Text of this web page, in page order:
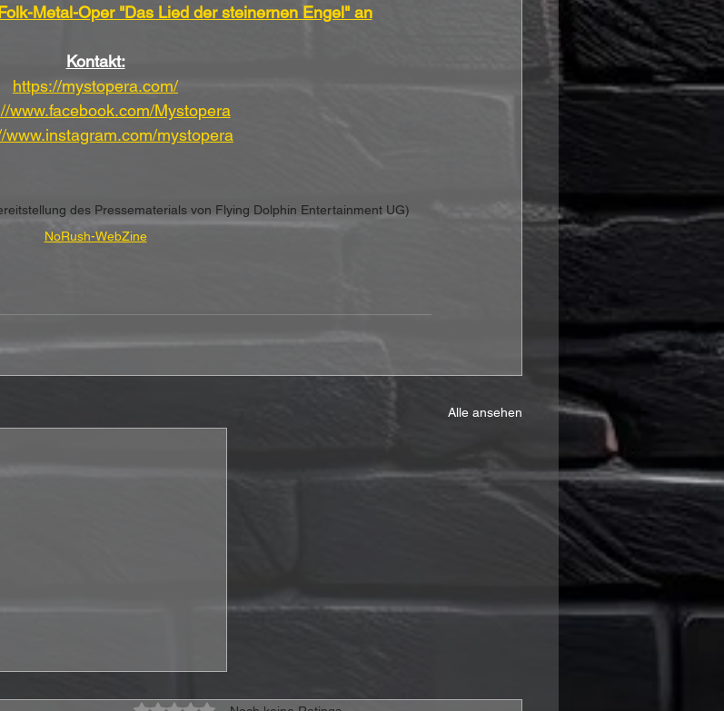
Metal-Oper "Das Lied der steinernen Engel" an
Kontakt:
https://mystopera.com/
www.facebook.com/Mystopera
www.instagram.com/mystopera
des Pressematerials von Flying Dolphin Entertainment UG)
NoRush-WebZine
Alle ansehen